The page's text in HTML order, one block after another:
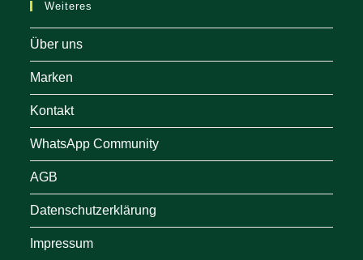
Weiteres
Über uns
Marken
Kontakt
WhatsApp Community
AGB
Datenschutzerklärung
Impressum